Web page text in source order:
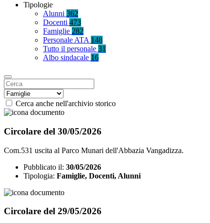
Tipologie
Alunni 362
Docenti 473
Famiglie 282
Personale ATA 148
Tutto il personale 31
Albo sindacale 16
Cerca anche nell'archivio storico
Circolare del 30/05/2026
Com.531 uscita al Parco Munari dell'Abbazia Vangadizza.
Pubblicato il: 30/05/2026
Tipologia: Famiglie, Docenti, Alunni
Circolare del 29/05/2026